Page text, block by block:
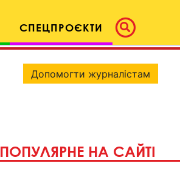
СПЕЦПРОЄКТИ
Допомогти журналістам
ПОПУЛЯРНЕ НА САЙТІ